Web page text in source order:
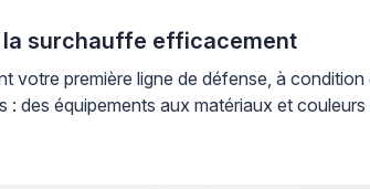
surchauffe efficacement
première ligne de défense, à condition
des équipements aux matériaux et